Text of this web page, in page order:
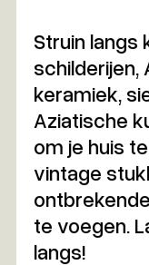
Struin langs
schilderijen,
keramiek,
Aziatische
om je huis
vintage
te voegen.
langs!